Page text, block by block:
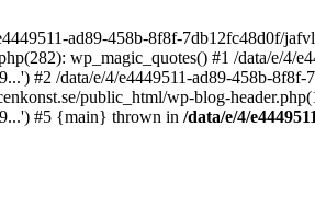
ad89-458b-8f8f-7db12fc48d0f/
wp_magic_quotes() #1 /data/e/4/
#2 /data/e/4/e4449511-ad89-458b-
public_html/wp-blog-
#5 {main} thrown in /data/e/4/